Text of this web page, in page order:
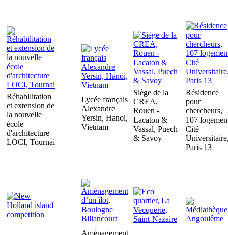
Réhabilitation
et extension de
la nouvelle
école
d'architecture
LOCI, Tournai
Lycée français
Alexandre
Yersin, Hanoi,
Vietnam
Siège de la
CREA,
Rouen -
Lacaton &
Vassal, Puech
& Savoy
Résidence
pour
chercheurs,
107
Cité
Paris 13
Aménagement